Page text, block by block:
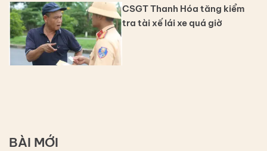
CSGT Thanh Hóa tăng kiểm
tra tài xế lái xe quá giờ
BÀI MỚI